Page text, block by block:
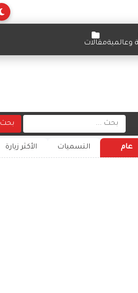
وعالميةمقالات
بحث
عام التسميات الأكثر زيارة